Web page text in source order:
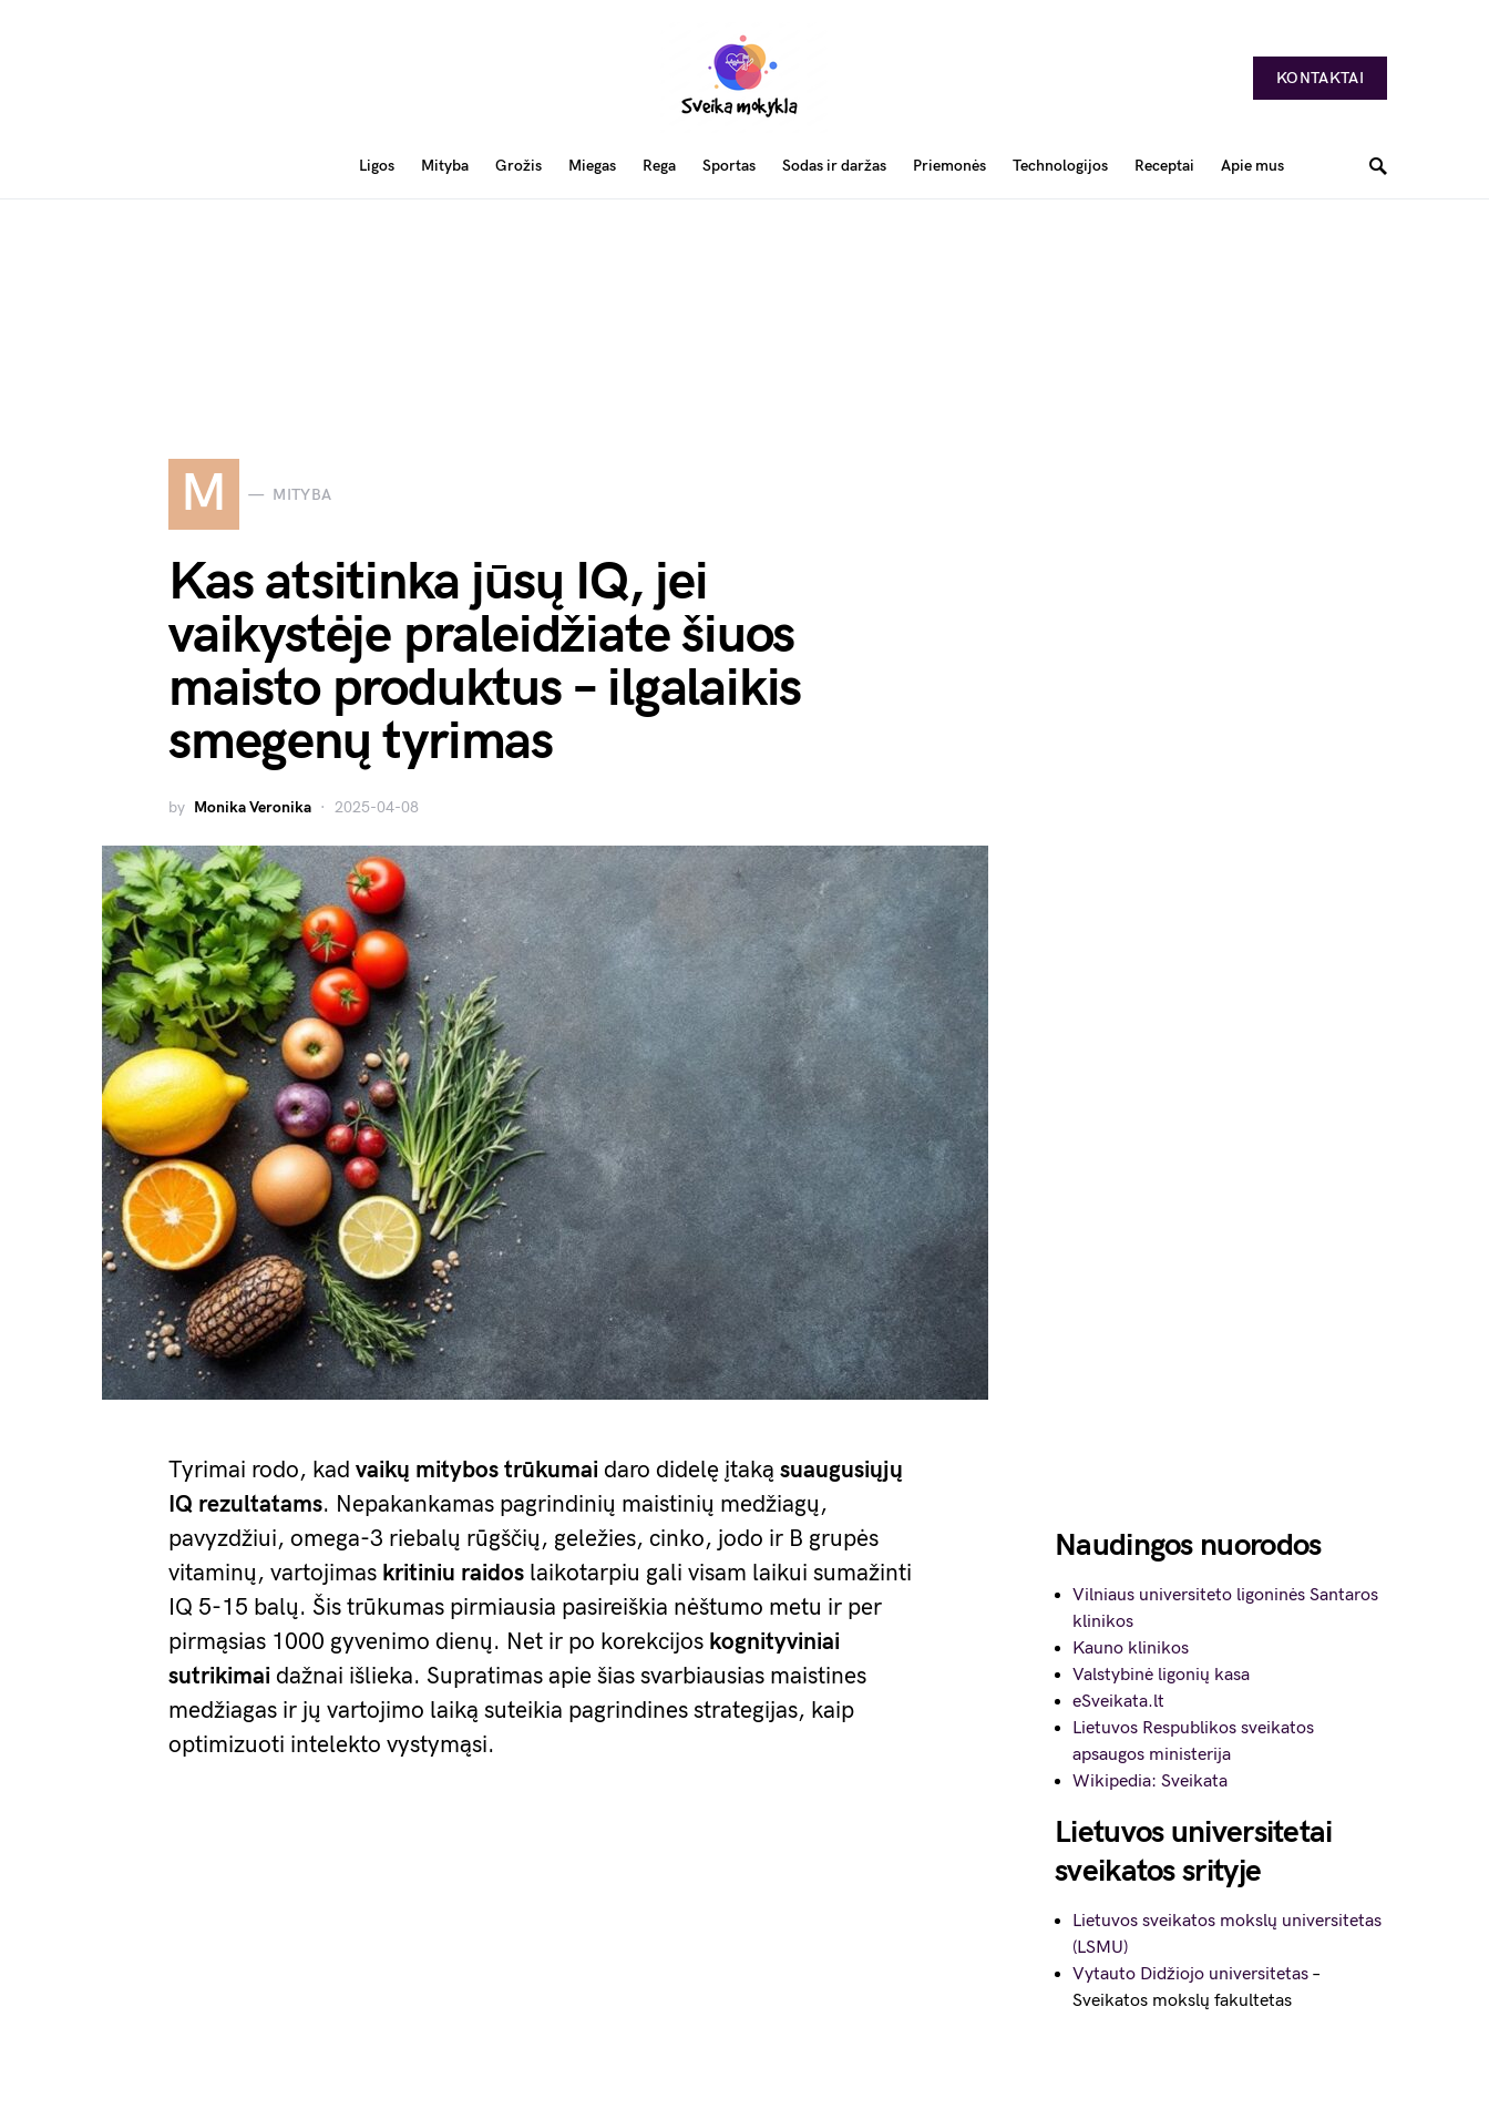
KONTAKTAI
Ligos Mityba Grožis Miegas Rega Sportas Sodas ir daržas Priemonės Technologijos Receptai Apie mus
M MITYBA
Kas atsitinka jūsų IQ, jei
vaikystėje praleidžiate šiuos
maisto produktus – ilgalaikis
smegenų tyrimas
by Monika Veronika 2025-04-08
Tyrimai rodo, kad vaikų mitybos trūkumai daro didelę įtaką suaugusiųjų
IQ rezultatams. Nepakankamas pagrindinių maistinių medžiagų,
pavyzdžiui, omega-3 riebalų rūgščių, geležies, cinko, jodo ir B grupės
vitaminų, vartojimas kritiniu raidos laikotarpiu gali visam laikui sumažinti
IQ 5-15 balų. Šis trūkumas pirmiausia pasireiškia nėštumo metu ir per
pirmąsias 1000 gyvenimo dienų. Net ir po korekcijos kognityviniai
sutrikimai dažnai išlieka. Supratimas apie šias svarbiausias maistines
medžiagas ir jų vartojimo laiką suteikia pagrindines strategijas, kaip
optimizuoti intelekto vystymąsi.
Naudingos nuorodos
Vilniaus universiteto ligoninės Santaros
klinikos
Kauno klinikos
Valstybinė ligonių kasa
eSveikata.lt
Lietuvos Respublikos sveikatos
apsaugos ministerija
Wikipedia: Sveikata
Lietuvos universitetai
sveikatos srityje
Lietuvos sveikatos mokslų universitetas
(LSMU)
Vytauto Didžiojo universitetas –
Sveikatos mokslų fakultetas